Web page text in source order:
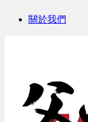
關於我們